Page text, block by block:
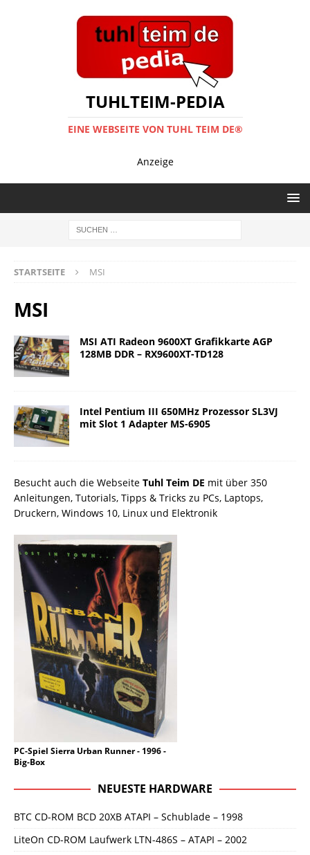
TUHLTEIM-PEDIA
EINE WEBSEITE VON TUHL TEIM DE®
Anzeige
STARTSEITE MSI
MSI
MSI ATI Radeon 9600XT Grafikkarte AGP
128MB DDR – RX9600XT-TD128
Intel Pentium III 650MHz Prozessor SL3VJ
mit Slot 1 Adapter MS-6905
Besucht auch die Webseite Tuhl Teim DE mit über 350
Anleitungen, Tutorials, Tipps & Tricks zu PCs, Laptops,
Druckern, Windows 10, Linux und Elektronik
PC-Spiel Sierra Urban Runner - 1996 -
Big-Box
NEUESTE HARDWARE
BTC CD-ROM BCD 20XB ATAPI – Schublade – 1998
LiteOn CD-ROM Laufwerk LTN-486S – ATAPI – 2002